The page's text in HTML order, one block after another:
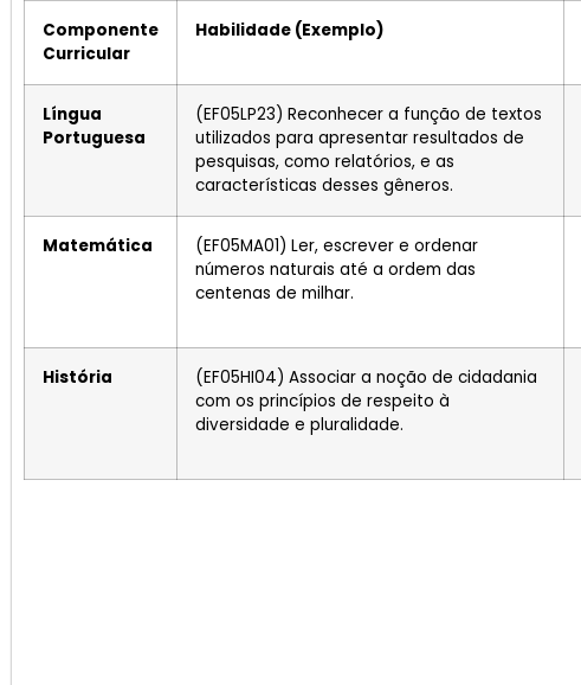
Componente
Curricular
Habilidade (Exemplo)
Língua
Portuguesa
(EF05LP23) Reconhecer a função de textos
utilizados para apresentar resultados de
pesquisas, como relatórios, e as
características desses gêneros.
Matemática
(EF05MA01) Ler, escrever e ordenar
números naturais até a ordem das
centenas de milhar.
História
(EF05HI04) Associar a noção de cidadania
com os princípios de respeito à
diversidade e pluralidade.